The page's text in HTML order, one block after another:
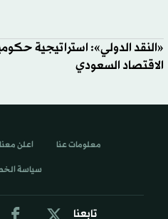
«النقد الدولي»: استراتيجية
الاقتصاد السعودي
تابعنا
معلومات عنا اعلن معنا
سياسة